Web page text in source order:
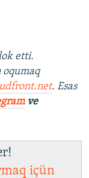
etti.
oqumaq
. Esas
ve
içün